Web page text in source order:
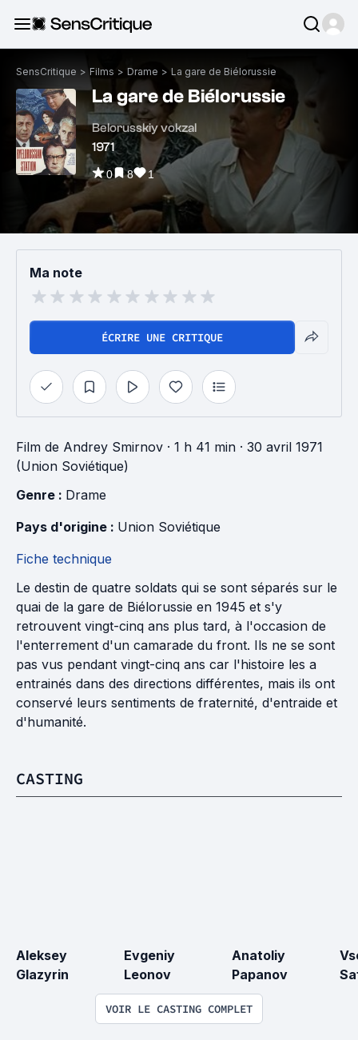
SensCritique > Films > Drame > La gare de Biélorussie
La gare de Biélorussie
Belorusskiy vokzal
1971
0 8 1
Ma note
ÉCRIRE UNE CRITIQUE
Film de Andrey Smirnov · 1 h 41 min · 30 avril 1971
(Union Soviétique)
Genre : Drame
Pays d'origine : Union Soviétique
Fiche technique
Le destin de quatre soldats qui se sont séparés sur le
quai de la gare de Biélorussie en 1945 et s'y
retrouvent vingt-cinq ans plus tard, à l'occasion de
l'enterrement d'un camarade du front. Ils ne se sont
pas vus pendant vingt-cinq ans car l'histoire les a
entrainés dans des directions différentes, mais ils ont
conservé leurs sentiments de fraternité, d'entraide et
d'humanité.
CASTING
Aleksey
Glazyrin
Evgeniy
Leonov
Anatoliy
Papanov
VOIR LE CASTING COMPLET